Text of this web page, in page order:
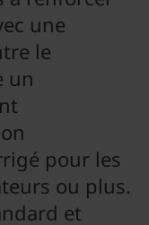
une
le
un
pour les
ou plus.
et